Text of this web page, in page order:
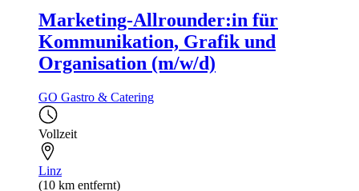
Marketing-Allrounder:in für
Kommunikation, Grafik und
Organisation (m/w/d)
GO Gastro & Catering
Vollzeit
Linz
(10 km entfernt)